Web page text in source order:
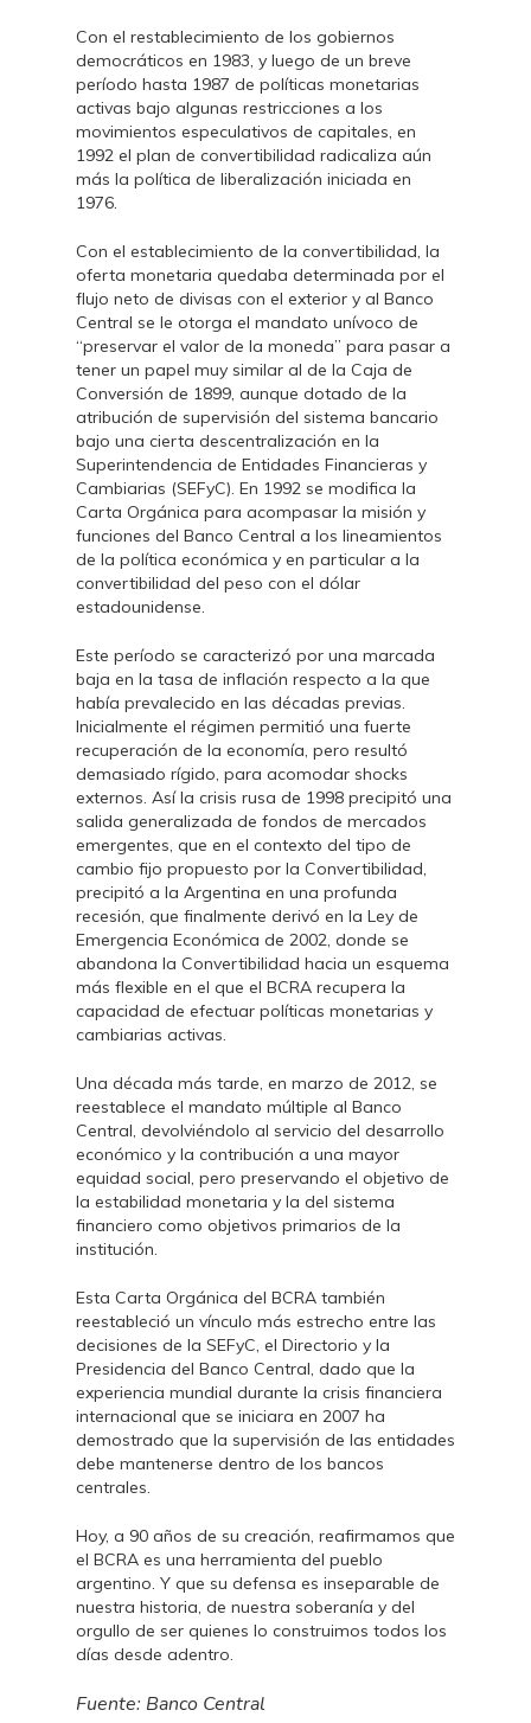
Con el restablecimiento de los gobiernos
democráticos en 1983, y luego de un breve
período hasta 1987 de políticas monetarias
activas bajo algunas restricciones a los
movimientos especulativos de capitales, en
1992 el plan de convertibilidad radicaliza aún
más la política de liberalización iniciada en
1976.
Con el establecimiento de la convertibilidad, la
oferta monetaria quedaba determinada por el
flujo neto de divisas con el exterior y al Banco
Central se le otorga el mandato unívoco de
“preservar el valor de la moneda” para pasar a
tener un papel muy similar al de la Caja de
Conversión de 1899, aunque dotado de la
atribución de supervisión del sistema bancario
bajo una cierta descentralización en la
Superintendencia de Entidades Financieras y
Cambiarias (SEFyC). En 1992 se modifica la
Carta Orgánica para acompasar la misión y
funciones del Banco Central a los lineamientos
de la política económica y en particular a la
convertibilidad del peso con el dólar
estadounidense.
Este período se caracterizó por una marcada
baja en la tasa de inflación respecto a la que
había prevalecido en las décadas previas.
Inicialmente el régimen permitió una fuerte
recuperación de la economía, pero resultó
demasiado rígido, para acomodar shocks
externos. Así la crisis rusa de 1998 precipitó una
salida generalizada de fondos de mercados
emergentes, que en el contexto del tipo de
cambio fijo propuesto por la Convertibilidad,
precipitó a la Argentina en una profunda
recesión, que finalmente derivó en la Ley de
Emergencia Económica de 2002, donde se
abandona la Convertibilidad hacia un esquema
más flexible en el que el BCRA recupera la
capacidad de efectuar políticas monetarias y
cambiarias activas.
Una década más tarde, en marzo de 2012, se
reestablece el mandato múltiple al Banco
Central, devolviéndolo al servicio del desarrollo
económico y la contribución a una mayor
equidad social, pero preservando el objetivo de
la estabilidad monetaria y la del sistema
financiero como objetivos primarios de la
institución.
Esta Carta Orgánica del BCRA también
reestableció un vínculo más estrecho entre las
decisiones de la SEFyC, el Directorio y la
Presidencia del Banco Central, dado que la
experiencia mundial durante la crisis financiera
internacional que se iniciara en 2007 ha
demostrado que la supervisión de las entidades
debe mantenerse dentro de los bancos
centrales.
Hoy, a 90 años de su creación, reafirmamos que
el BCRA es una herramienta del pueblo
argentino. Y que su defensa es inseparable de
nuestra historia, de nuestra soberanía y del
orgullo de ser quienes lo construimos todos los
días desde adentro.
Fuente: Banco Central